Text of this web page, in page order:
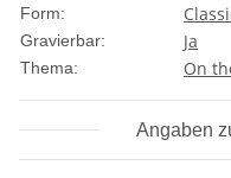
Form:
Gravierbar: Ja
Thema: On
Angaben